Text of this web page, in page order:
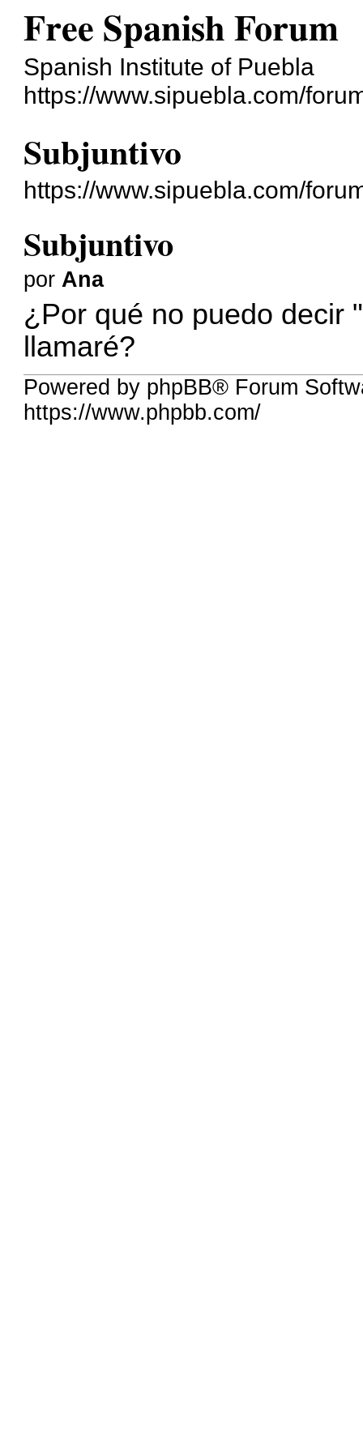
Free Spanish Forum
Spanish Institute of Puebla
https://www.sipuebla.com/
Subjuntivo
https://www.sipuebla.com/
Subjuntivo
por Ana
¿Por qué no puedo decir
llamaré?
Powered by phpBB® Forum
https://www.phpbb.com/